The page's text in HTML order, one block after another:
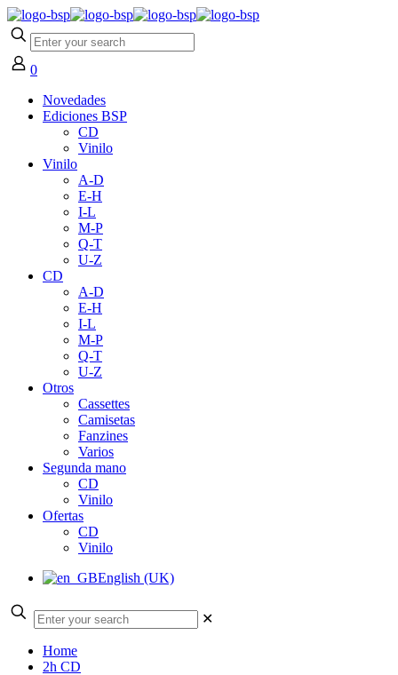
0
Novedades
Ediciones BSP
CD
Vinilo
Vinilo
A-D
E-H
I-L
M-P
Q-T
U-Z
CD
A-D
E-H
I-L
M-P
Q-T
U-Z
Otros
Cassettes
Camisetas
Fanzines
Varios
Segunda mano
CD
Vinilo
Ofertas
CD
Vinilo
English (UK)
✕
Home
2h CD